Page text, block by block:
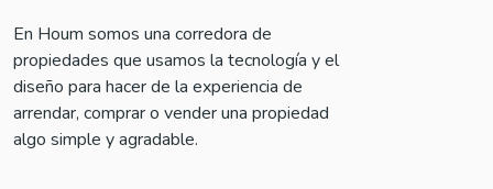
En Houm somos una corredora de
propiedades que usamos la tecnología y el
diseño para hacer de la experiencia de
arrendar, comprar o vender una propiedad
algo simple y agradable.